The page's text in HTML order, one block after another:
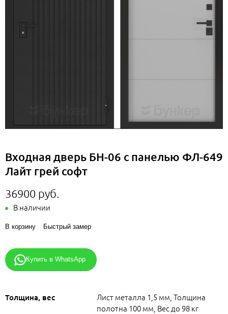
Входная дверь БН-06 с панелью ФЛ-649
Лайт грей софт
36900 руб.
В наличии
В корзину Быстрый замер
Купить в WhatsApp
Толщина, вес
Лист металла 1,5 мм, Толщина
полотна 100 мм, Вес до 98 кг